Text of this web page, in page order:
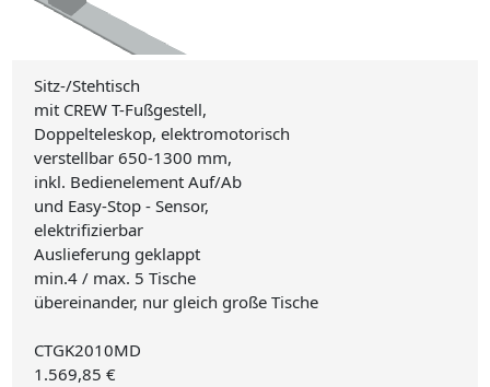
Sitz-/Stehtisch
mit CREW T-Fußgestell,
Doppelteleskop, elektromotorisch
verstellbar 650-1300 mm,
inkl. Bedienelement Auf/Ab
und Easy-Stop - Sensor,
elektrifizierbar
Auslieferung geklappt
min.4 / max. 5 Tische
übereinander, nur gleich große Tische
CTGK2010MD
1.569,85 €